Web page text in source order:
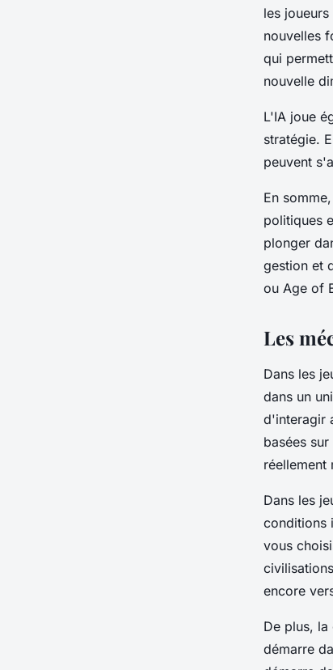
les joueurs
nouvelles
qui
nouvelle
L'IA joue
stratégie.
peuvent
En
politiques
plonger
gestion et
ou Age of
Les
Dans les
dans un
d'interagir
basées
réellement
Dans les
conditions
vous
encore
De plus,
démarre